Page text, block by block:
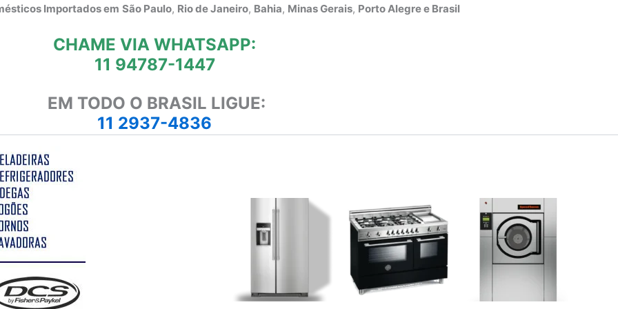
Importados em São Paulo, Rio de Janeiro, Bahia, Minas Gerais, Porto Alegre e Brasil
CHAME VIA WHATSAPP:
11 94787-1447
EM TODO O BRASIL LIGUE:
11 2937-4836